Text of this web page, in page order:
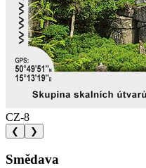
CZ-8
❮ ❯
Smědava